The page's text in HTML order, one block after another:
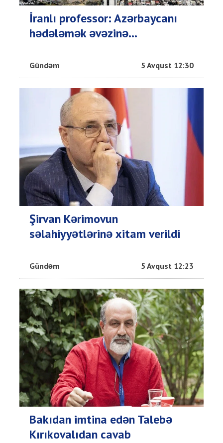
İranlı professor: Azərbaycanı
hədələmək əvəzinə...
Gündəm 5 Avqust 12:30
Şirvan Kərimovun
səlahiyyətlərinə xitam verildi
Gündəm 5 Avqust 12:23
Bakıdan imtina edən Talebə
Kırıkovalıdan cavab